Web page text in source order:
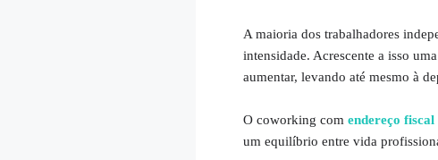
A maioria dos trabalhadores
intensidade. Acrescente a isso
aumentar, levando até mesmo à
O coworking com endereço
um equilíbrio entre vida